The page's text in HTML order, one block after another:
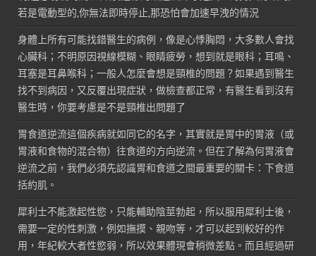
若是電動型的,你無法即時停止,那恐怕會加速早洩的情況
身體上所有可能找錯醫生的病例，像是心悸胸悶，大多數人會找
心臟科；不明原因視線模糊、眼睛疲勞，想到就是眼科；耳鳴、
耳塞是耳鼻喉科；一般人怎麼會想是頸椎的問題？如果遇到醫生
找不到病因，又反覆出現症狀，做檢查都正常，有醫生看到沒有
醫生時，你要考慮是不是頸椎出問題了
胃食道逆流這個疾病就如同它的名字，其實就是胃中的胃液（或
胃液和食物的混合物）往食道的方向逆流。但在了解為何胃液會
逆流之前，我們必須先認識胃和食道之間最重要的關卡：下食道
括約肌。
犀利士不能激起性慾，只能輔助陰莖勃起，所以服用犀利士後，
需要一定的性刺激，例如撫摸、親吻等，才可以起到較好的作
用，年紀較大者性慾弱，所以效果體現會稍微差點。而且經過研